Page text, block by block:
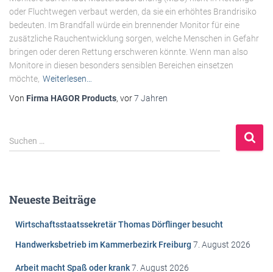
oder Fluchtwegen verbaut werden, da sie ein erhöhtes Brandrisiko
bedeuten. Im Brandfall würde ein brennender Monitor für eine
zusätzliche Rauchentwicklung sorgen, welche Menschen in Gefahr
bringen oder deren Rettung erschweren könnte. Wenn man also
Monitore in diesen besonders sensiblen Bereichen einsetzen
möchte, Weiterlesen…
Von Firma HAGOR Products, vor7 Jahren
S
u
n
Suchen …
Neueste Beiträge
Wirtschaftsstaatssekretär Thomas Dörflinger besucht
Handwerksbetrieb im Kammerbezirk Freiburg 7. August 2026
Arbeit macht Spaß oder krank7. August 2026